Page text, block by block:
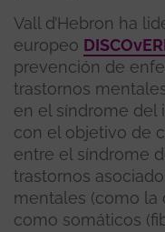
Vall d’Hebron ha
europeo
prevención de
trastornos
en el síndrome del
con el objetivo de
entre el síndrome
trastornos
mentales (como la
como somáticos